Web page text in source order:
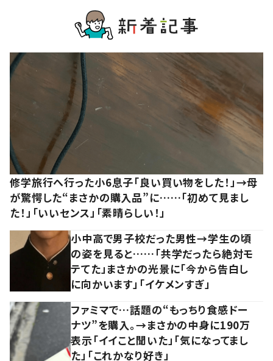
修学旅行へ行った小6息子「良い買い物をした！」→母
が驚愕した“まさかの購入品”に……「初めて見まし
た！」「いいセンス」「素晴らしい！」
小中高で男子校だった男性→学生の頃
の姿を見ると……「共学だったら絶対モ
テてた」まさかの光景に「今から告白し
に向かいます」「イケメンすぎ」
ファミマで…話題の“もっちり食感ドー
ナツ”を購入。→まさかの中身に190万
表示「イイこと聞いた」「気になってまし
た」「これかなり好き」